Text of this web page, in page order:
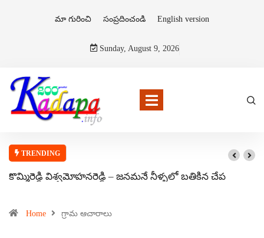
మా గురించి సంప్రదించండి English version
Sunday, August 9, 2026
TRENDING
కొమ్మిరెడ్డి విశ్వమోహనరెడ్డి – జనమనే నీళ్ళలో బతికిన చేప
Home గ్రామ ఆచారాలు